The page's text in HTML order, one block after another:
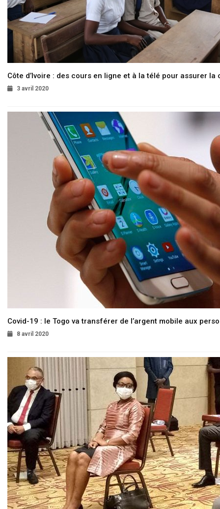
Côte d’Ivoire : des cours en ligne et à la télé pour assurer la
3 avril 2020
Covid-19 : le Togo va transférer de l’argent mobile aux
8 avril 2020